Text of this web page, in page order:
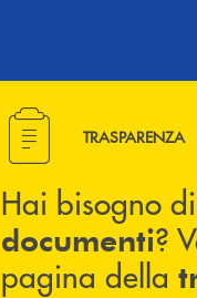
Hai bisogno di alcuni
TRASPARENZA
Hai bisogno
documenti?
pagina della